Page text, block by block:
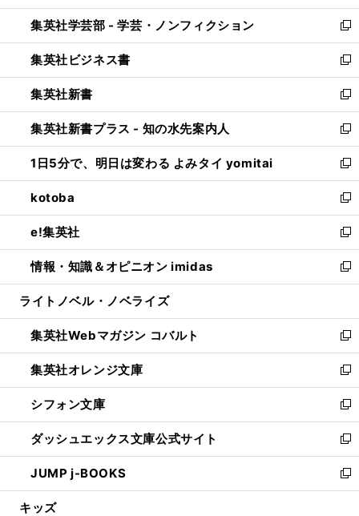
開
く
ウ
で
開
く
ン
ド
ウ
で
開
く
ウ
ィ
ン
ド
ウ
で
開
く
集英社学芸部 - 学芸・ノンフィクション
新
し
い
ウ
ィ
ン
ド
ウ
で
開
く
集英社ビジネス書
新
し
い
ウ
ィ
ン
ド
ウ
で
開
く
集英社新書
新
し
い
ウ
ィ
ン
ド
ウ
で
開
く
集英社新書プラス - 知の水先案内人
新
し
い
ウ
ィ
ン
ド
ウ
で
開
1日5分で、明日は変わる よみタイ yomitai
新
し
い
ウ
ィ
ン
ド
ウ
開
く
kotoba
新
し
い
ウ
ィ
ン
ウ
で
開
く
e!集英社
新
し
い
ウ
ン
ド
ウ
で
開
く
情報・知識＆オピニオン imidas
新
し
ウ
ィ
ン
ド
ウ
で
開
く
ライトノベル・ノベライズ
集英社Webマガジン コバルト
新
し
い
ウ
ィ
ン
ド
ウ
で
開
集英社オレンジ文庫
新
し
い
ウ
ィ
ン
ド
ウ
シフォン文庫
新
し
い
ウ
ィ
ン
ダッシュエックス文庫公式サイト
新
し
い
ウ
JUMP j-BOOKS
新
し
キッズ